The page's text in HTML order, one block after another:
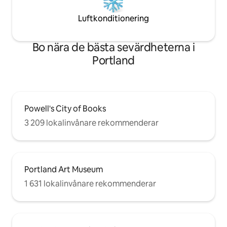
Luftkonditionering
Bo nära de bästa sevärdheterna i
Portland
Powell's City of Books
3 209 lokalinvånare rekommenderar
Portland Art Museum
1 631 lokalinvånare rekommenderar